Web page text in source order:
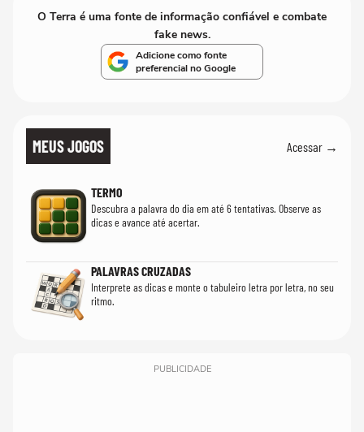
O Terra é uma fonte de informação confiável e combate
fake news.
Adicione como fonte
preferencial no Google
MEUS JOGOS Acessar →
TERMO
Descubra a palavra do dia em até 6 tentativas. Observe as
dicas e avance até acertar.
PALAVRAS CRUZADAS
Interprete as dicas e monte o tabuleiro letra por letra, no seu
ritmo.
PUBLICIDADE